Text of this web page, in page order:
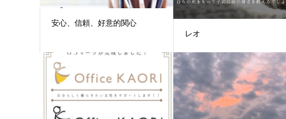
安心、信頼、好意的関心
レオ